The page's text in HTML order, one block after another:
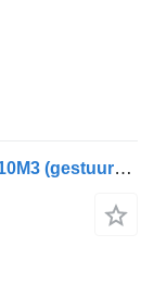
De Buf MIXER/MALAXEUR/MISCHER-10M3 (gestuurd/gelenkt/dir./steering)